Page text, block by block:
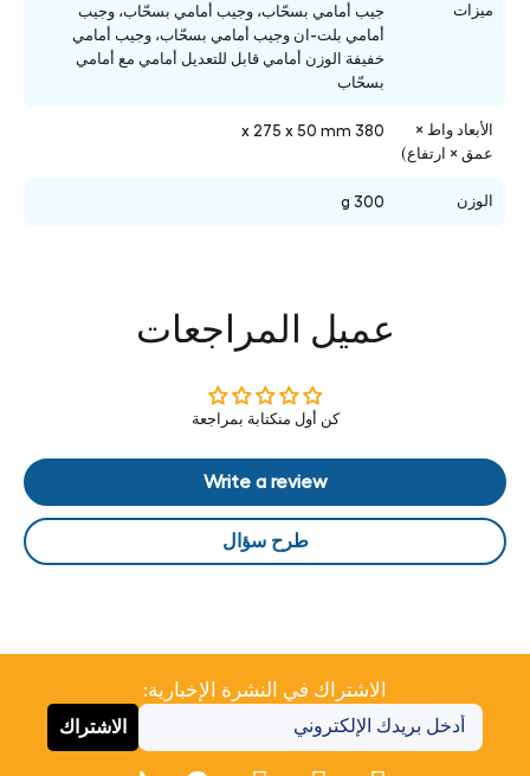
ميزات
جيب أمامي بسحّاب، وجيب أمامي بسحّاب، وجيب
أمامي بلت-ان وجيب أمامي بسحّاب، وجيب أمامي
خفيفة الوزن أمامي قابل للتعديل أمامي مع أمامي
بسحّاب
الأبعاد واط ×
عمق × ارتفاع)
380 x 275 x 50 mm
الوزن 300 g
عميل المراجعات
كن أول منكتابة بمراجعة
Write a review
طرح سؤال
الاشتراك في النشرة الإخبارية:
الاشتراك